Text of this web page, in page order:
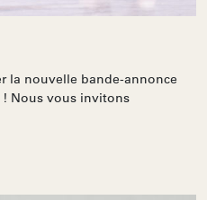
la nouvelle bande-annonce
! Nous vous invitons